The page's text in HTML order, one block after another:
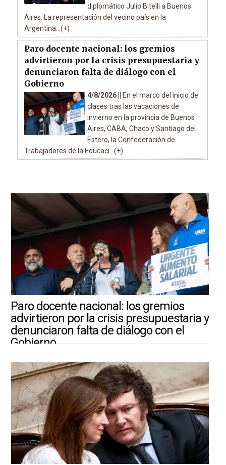
diplomático Julio Bitelli a Buenos
Aires. La representación del vecino país en la
Argentina...(+)
Paro docente nacional: los gremios
advirtieron por la crisis presupuestaria y
denunciaron falta de diálogo con el
Gobierno
4/8/2026 ||
En el marco del inicio de
clases tras las vacaciones de
invierno en la provincia de Buenos
Aires, CABA, Chaco y Santiago del
Estero, la Confederación de
Trabajadores de la Educaci...(+)
Paro docente nacional: los gremios
advirtieron por la crisis presupuestaria y
denunciaron falta de diálogo con el
Gobierno